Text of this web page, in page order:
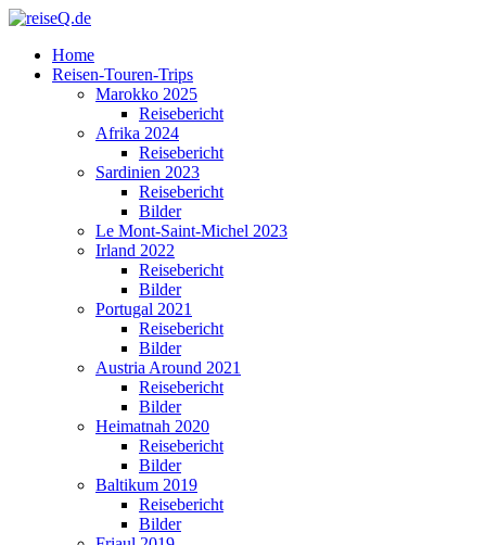
Home
Reisen-Touren-Trips
Marokko 2025
Reisebericht
Afrika 2024
Reisebericht
Sardinien 2023
Reisebericht
Bilder
Le Mont-Saint-Michel 2023
Irland 2022
Reisebericht
Bilder
Portugal 2021
Reisebericht
Bilder
Austria Around 2021
Reisebericht
Bilder
Heimatnah 2020
Reisebericht
Bilder
Baltikum 2019
Reisebericht
Bilder